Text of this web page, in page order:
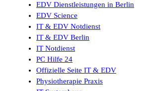
EDV Dienstleistungen in Berlin
EDV Science
IT & EDV Notdienst
IT & EDV Berlin
IT Notdienst
PC Hilfe 24
Offizielle Seite IT & EDV
Physiotherapie Praxis